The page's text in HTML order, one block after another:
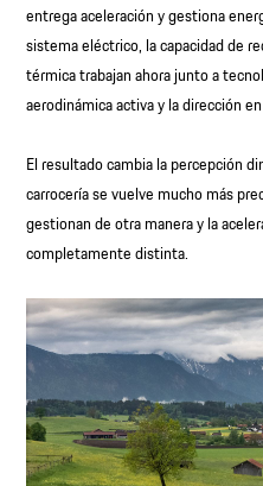
entrega aceleración y gestiona
sistema eléctrico, la capacidad de
térmica trabajan ahora junto a
aerodinámica activa y la dirección
El resultado cambia la percepción
carrocería se vuelve mucho más
gestionan de otra manera y la
completamente distinta.